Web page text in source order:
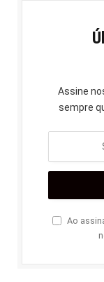
Assine
sempre
Ao